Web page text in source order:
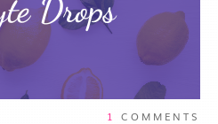
Drops
1 COMMENTS